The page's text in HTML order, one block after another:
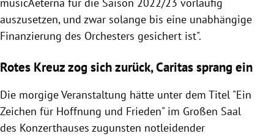
auszusetzen, und zwar solange bis eine unabhängige
Finanzierung des Orchesters gesichert ist".
Rotes Kreuz zog sich zurück, Caritas sprang ein
Die morgige Veranstaltung hätte unter dem Titel "Ein
Zeichen für Hoffnung und Frieden" im Großen Saal
des Konzerthauses zugunsten notleidender